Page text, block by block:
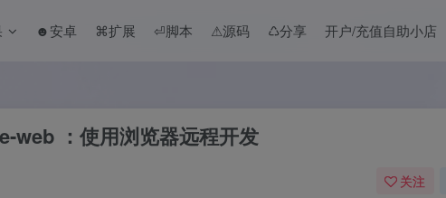
☻安卓 ⌘扩展 ⏎脚本 ⚠︎源码 ♺分享 开户/充值自助小店
web ：使用浏览器远程开发
关注